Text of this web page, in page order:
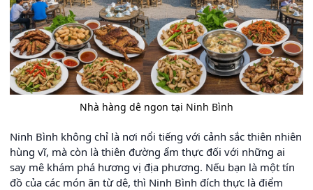
Nhà hàng dê ngon tại Ninh Bình
Ninh Bình không chỉ là nơi nổi tiếng với cảnh sắc thiên nhiên
hùng vĩ, mà còn là thiên đường ẩm thực đối với những ai
say mê khám phá hương vị địa phương. Nếu bạn là một tín
đồ của các món ăn từ dê, thì Ninh Bình đích thực là điểm